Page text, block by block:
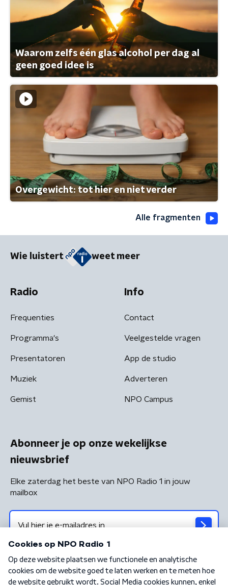
Waarom zelfs één glas alcohol per dag al
geen goed idee is
Overgewicht: tot hier en niet verder
Alle fragmenten
Wie luistert weet meer
Radio
Frequenties
Programma's
Presentatoren
Muziek
Gemist
Info
Contact
Veelgestelde vragen
App de studio
Adverteren
NPO Campus
Abonneer je op onze wekelijkse
nieuwsbrief
Elke zaterdag het beste van NPO Radio 1 in jouw
mailbox